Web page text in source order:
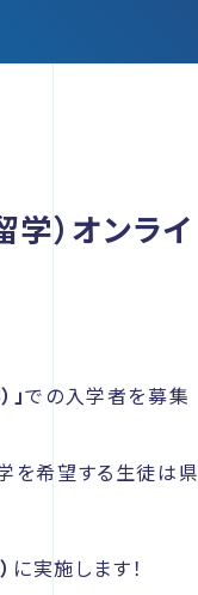
）オンライ
」での入学者を募集
を希望する生徒は県
に実施します！